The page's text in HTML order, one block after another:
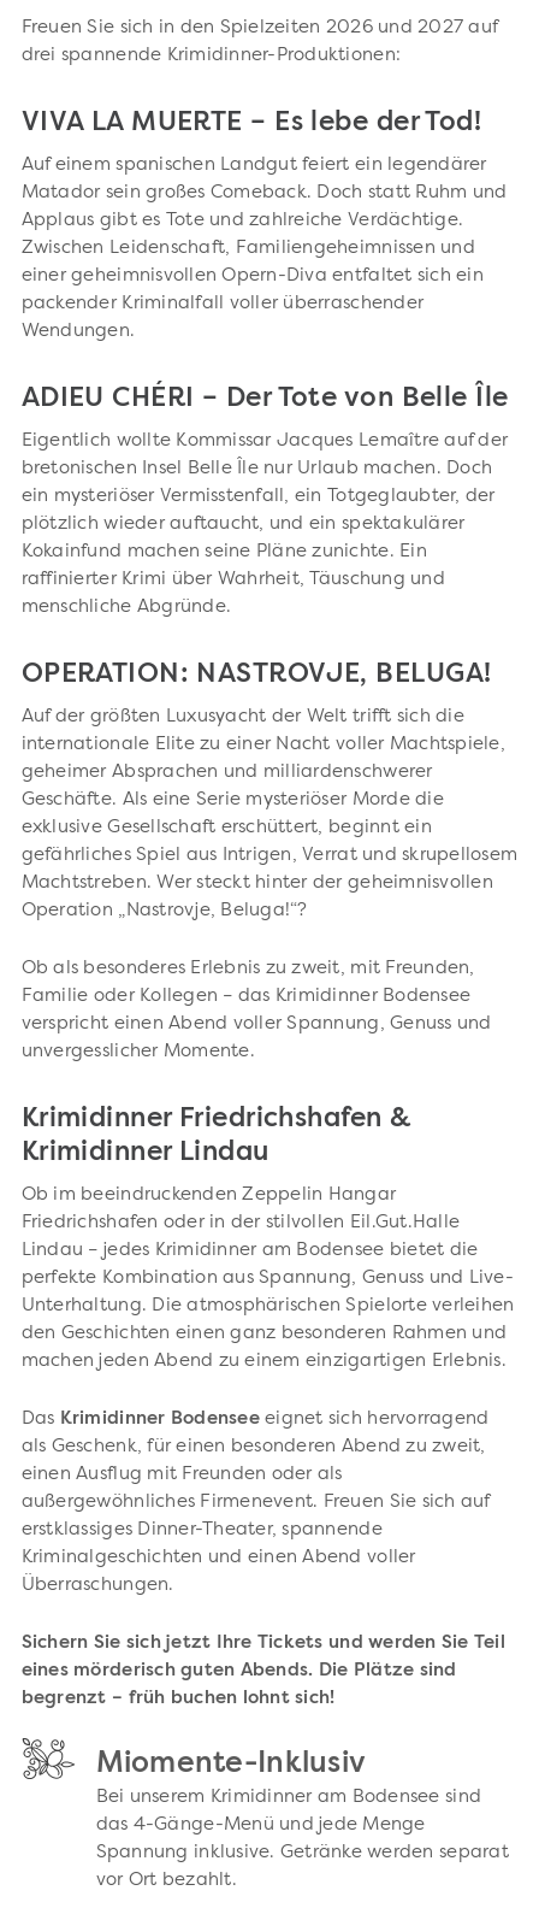
Freuen Sie sich in den Spielzeiten 2026 und 2027 auf
drei spannende Krimidinner-Produktionen:
VIVA LA MUERTE – Es lebe der Tod!
Auf einem spanischen Landgut feiert ein legendärer
Matador sein großes Comeback. Doch statt Ruhm und
Applaus gibt es Tote und zahlreiche Verdächtige.
Zwischen Leidenschaft, Familiengeheimnissen und
einer geheimnisvollen Opern-Diva entfaltet sich ein
packender Kriminalfall voller überraschender
Wendungen.
ADIEU CHÉRI – Der Tote von Belle Île
Eigentlich wollte Kommissar Jacques Lemaître auf der
bretonischen Insel Belle Île nur Urlaub machen. Doch
ein mysteriöser Vermisstenfall, ein Totgeglaubter, der
plötzlich wieder auftaucht, und ein spektakulärer
Kokainfund machen seine Pläne zunichte. Ein
raffinierter Krimi über Wahrheit, Täuschung und
menschliche Abgründe.
OPERATION: NASTROVJE, BELUGA!
Auf der größten Luxusyacht der Welt trifft sich die
internationale Elite zu einer Nacht voller Machtspiele,
geheimer Absprachen und milliardenschwerer
Geschäfte. Als eine Serie mysteriöser Morde die
exklusive Gesellschaft erschüttert, beginnt ein
gefährliches Spiel aus Intrigen, Verrat und skrupellosem
Machtstreben. Wer steckt hinter der geheimnisvollen
Operation „Nastrovje, Beluga!“?
Ob als besonderes Erlebnis zu zweit, mit Freunden,
Familie oder Kollegen – das Krimidinner Bodensee
verspricht einen Abend voller Spannung, Genuss und
unvergesslicher Momente.
Krimidinner Friedrichshafen &
Krimidinner Lindau
Ob im beeindruckenden Zeppelin Hangar
Friedrichshafen oder in der stilvollen Eil.Gut.Halle
Lindau – jedes Krimidinner am Bodensee bietet die
perfekte Kombination aus Spannung, Genuss und Live-
Unterhaltung. Die atmosphärischen Spielorte verleihen
den Geschichten einen ganz besonderen Rahmen und
machen jeden Abend zu einem einzigartigen Erlebnis.
Das Krimidinner Bodenseeeignet sich hervorragend
als Geschenk, für einen besonderen Abend zu zweit,
einen Ausflug mit Freunden oder als
außergewöhnliches Firmenevent. Freuen Sie sich auf
erstklassiges Dinner-Theater, spannende
Kriminalgeschichten und einen Abend voller
Überraschungen.
Sichern Sie sich jetzt Ihre Tickets und werden Sie Teil
eines mörderisch guten Abends. Die Plätze sind
begrenzt – früh buchen lohnt sich!
Miomente-Inklusiv
Bei unserem Krimidinner am Bodensee sind
das 4-Gänge-Menü und jede Menge
Spannung inklusive. Getränke werden separat
vor Ort bezahlt.